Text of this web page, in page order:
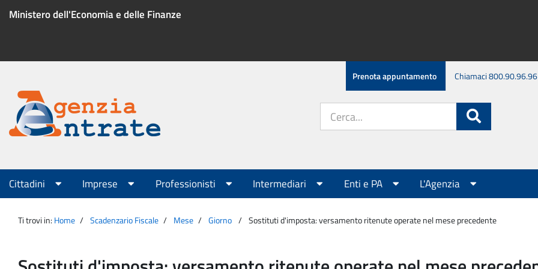
Ministero dell'Economia e delle Finanze
Menu
servizio
Prenota appuntamento Chiamaci 800.90.96.96
Agenzia
Entrate
sito:
Menu
principale
Cittadini Imprese Professionisti Intermediari Enti e PA L'Agenzia
Ti trovi in: Home Scadenzario Fiscale Mese Giorno Sostituti d'imposta: versamento ritenute operate nel mese precedente